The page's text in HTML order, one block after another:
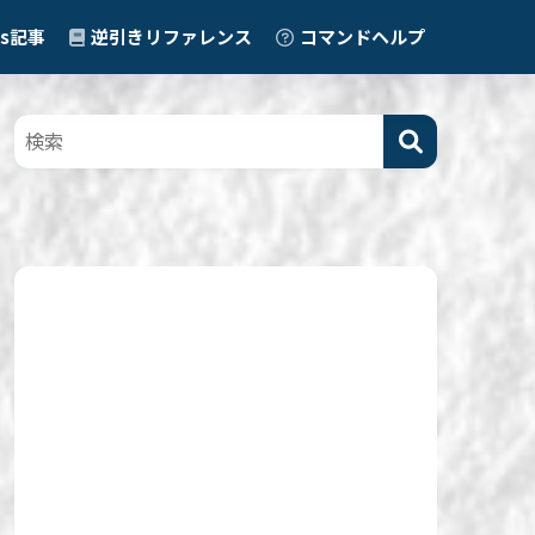
記事 逆引きリファレンス コマンドヘルプ